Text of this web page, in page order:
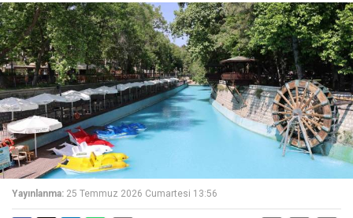
Yayınlanma: 25 Temmuz 2026 Cumartesi 13:56